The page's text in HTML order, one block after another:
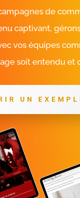
de
captivant,
vos équipes
soit entendu et
UN